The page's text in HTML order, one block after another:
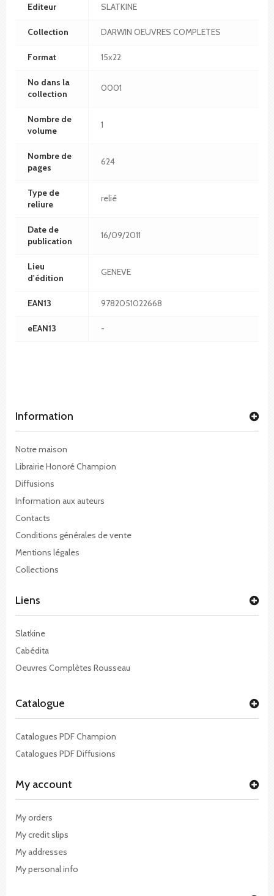
Editeur SLATKINE
Collection DARWIN OEUVRES COMPLETES
Format 15x22
No dans la
collection
0001
Nombre de
volume
1
Nombre de
pages
624
Type de
reliure
relié
Date de
publication
16/09/2011
Lieu
d'édition
GENEVE
EAN13 9782051022668
eEAN13 -
Information
Notre maison
Librairie Honoré Champion
Diffusions
Information aux auteurs
Contacts
Conditions générales de vente
Mentions légales
Collections
Liens
Slatkine
Cabédita
Oeuvres Complètes Rousseau
Catalogue
Catalogues PDF Champion
Catalogues PDF Diffusions
My account
My orders
My credit slips
My addresses
My personal info